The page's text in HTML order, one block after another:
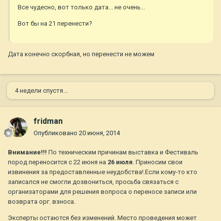
Все чудесно, вот только дата... не очень...
Вот бы на 21 перенести?
Дата конечно скорбная, но перенести не можем
4 недели спустя...
fridman
Опубликовано 20 июня, 2014
Внимание!!! По техническим причинам выставка и Фестиваль
пород переносится с 22 июня на 26 июля. Приносим свои
извинения за предоставленные неудобства!.Если кому-то кто
записался не смогли дозвониться, просьба связаться с
организаторами для решения вопроса о переносе записи или
возврата орг. взноса.
Эксперты остаются без изменений. Место проведения может